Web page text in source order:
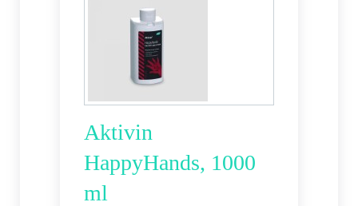
Aktivin
HappyHands, 1000
ml